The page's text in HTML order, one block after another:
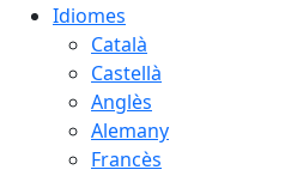
Idiomes
Català
Castellà
Anglès
Alemany
Francès